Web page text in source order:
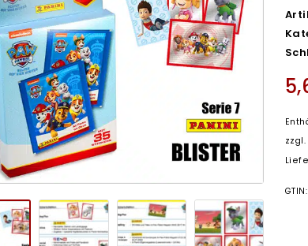
zzgl.